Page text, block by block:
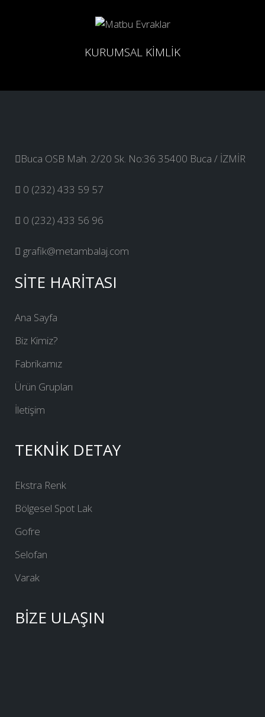
KURUMSAL KİMLİK
Buca OSB Mah. 2/20 Sk. No:36 35400 Buca / İZMİR
0 (232) 433 59 57
0 (232) 433 56 96
grafik@metambalaj.com
SİTE HARİTASI
Ana Sayfa
Biz Kimiz?
Fabrikamız
Ürün Grupları
İletişim
TEKNİK DETAY
Ekstra Renk
Bölgesel Spot Lak
Gofre
Selofan
Varak
BİZE ULAŞIN